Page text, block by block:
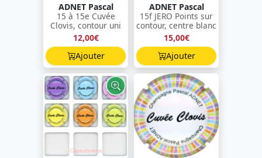
ADNET Pascal
15 à 15e Cuvée
Clovis, contour uni
12,00€
Ajouter
ADNET Pascal
15f JERO Points sur
contour, centre blanc
15,00€
Ajouter